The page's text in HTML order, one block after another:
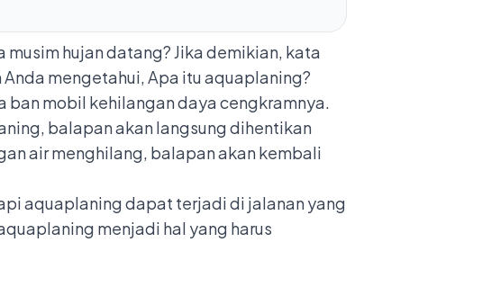
hujan datang? Jika demikian, kata
mengetahui, Apa itu aquaplaning?
ban mobil kehilangan daya cengkramnya.
balapan akan langsung dihentikan
air menghilang, balapan akan kembali
aquaplaning dapat terjadi di jalanan yang
menjadi hal yang harus